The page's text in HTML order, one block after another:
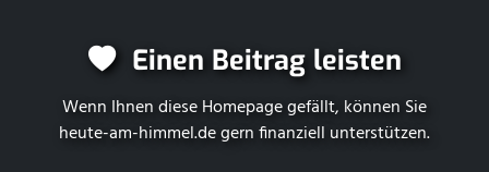
Einen Beitrag leisten
Wenn Ihnen diese Homepage gefällt, können Sie
heute-am-himmel.degern finanziell unterstützen.